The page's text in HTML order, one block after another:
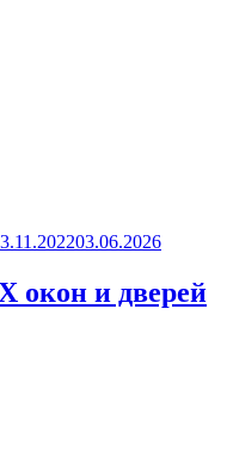
03.06.2026
окон и дверей